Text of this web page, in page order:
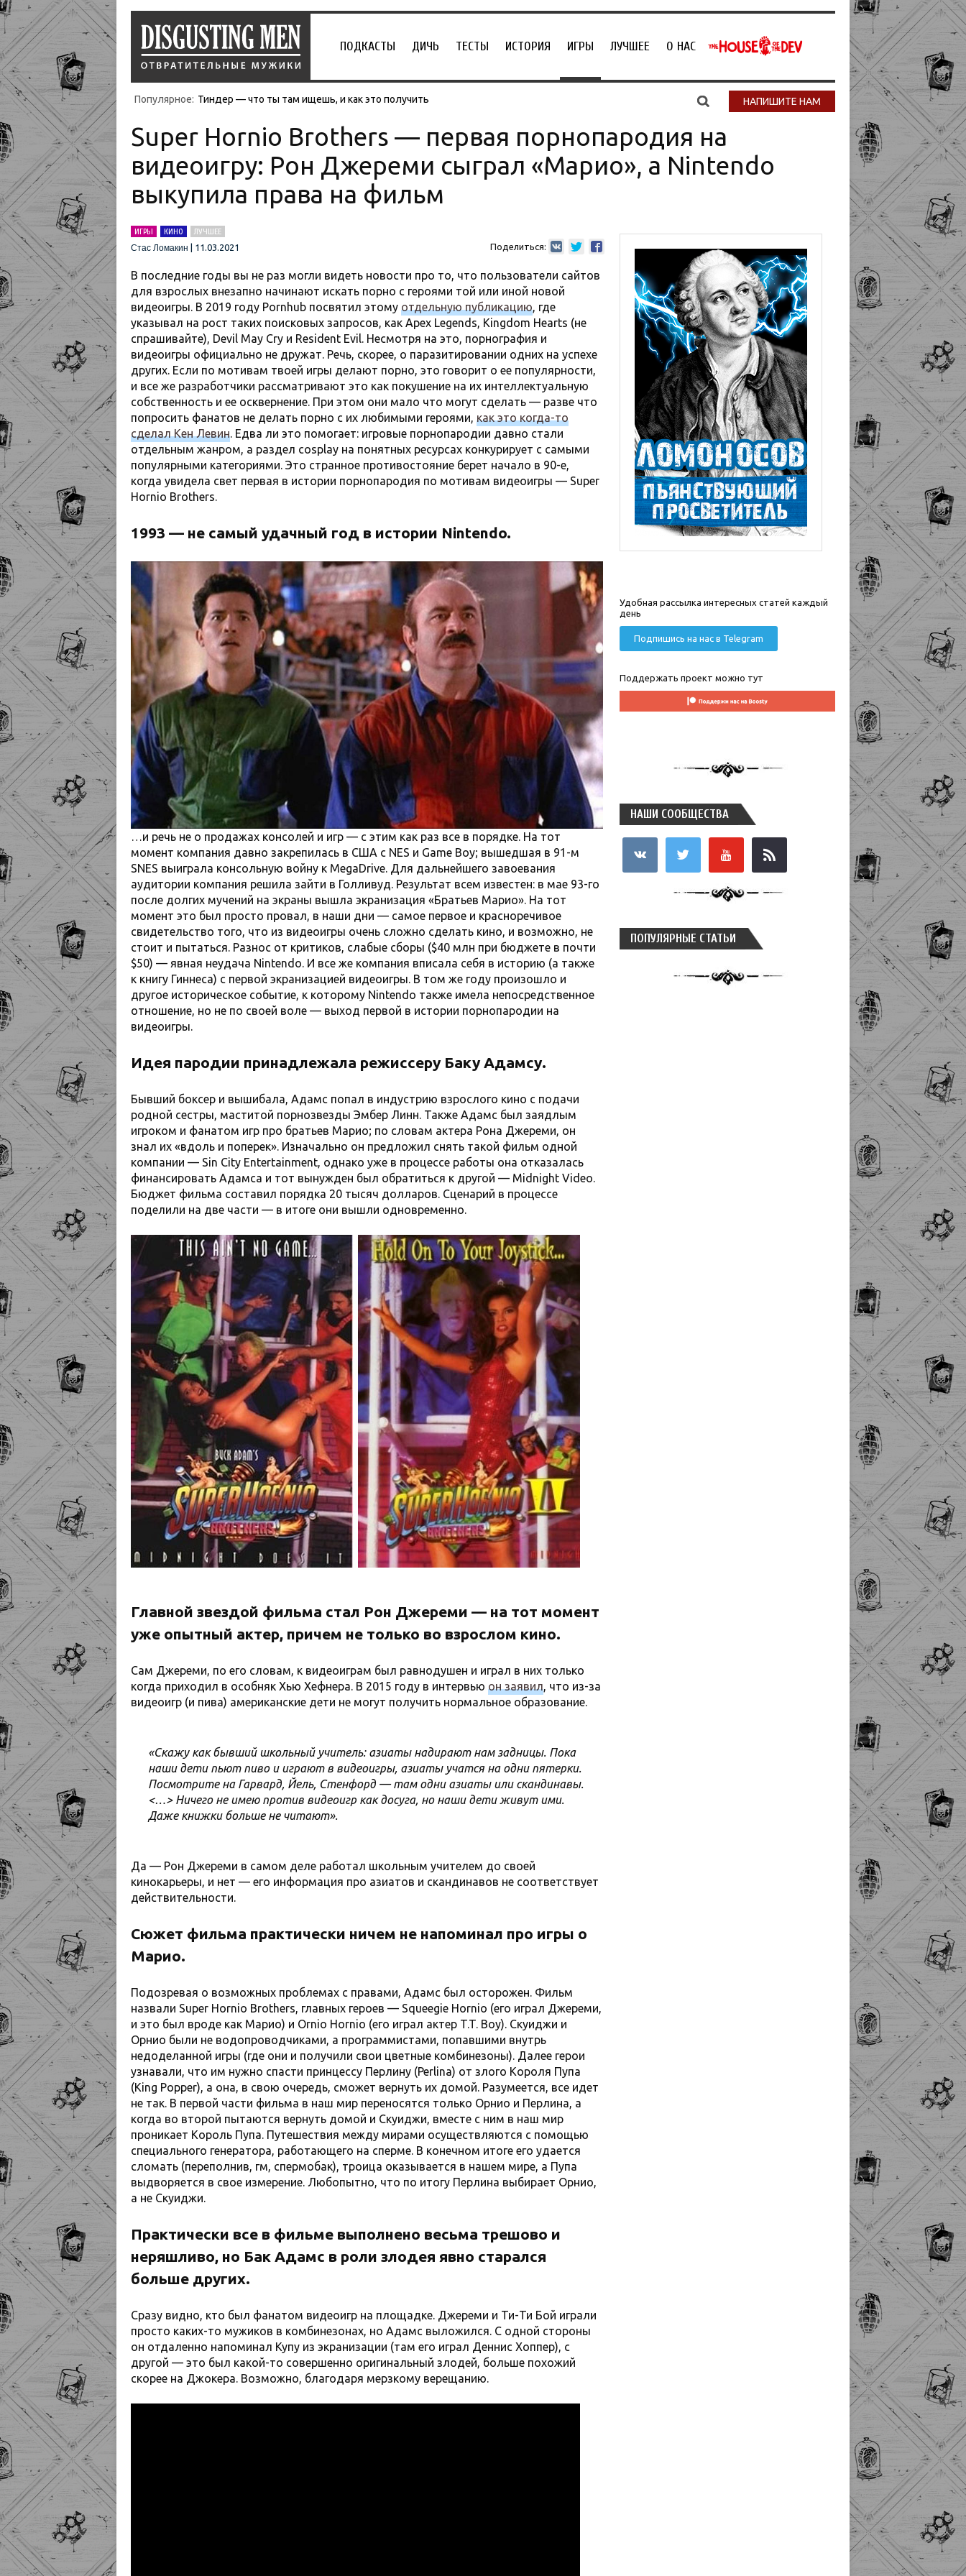
ПОДКАСТЫ ДИЧЬ ТЕСТЫ ИСТОРИЯ ИГРЫ ЛУЧШЕЕ О НАС
Популярное: Тиндер — что ты там ищешь, и как это получить НАПИШИТЕ НАМ
Super Hornio Brothers — первая порнопародия на
видеоигру: Рон Джереми сыграл «Марио», а Nintendo
выкупила права на фильм
ИГРЫ КИНО
ЛУЧШЕЕ
Стас Ломакин
11.03.2021 Поделиться:
В последние годы вы не раз могли видеть новости про то, что пользователи сайтов
для взрослых внезапно начинают искать порно с героями той или иной новой
видеоигры. В 2019 году Pornhub посвятил этому отдельную публикацию, где
указывал на рост таких поисковых запросов, как Apex Legends, Kingdom Hearts (не
спрашивайте), Devil May Cry и Resident Evil. Несмотря на это, порнография и
видеоигры официально не дружат. Речь, скорее, о паразитировании одних на успехе
других. Если по мотивам твоей игры делают порно, это говорит о ее популярности,
и все же разработчики рассматривают это как покушение на их интеллектуальную
собственность и ее осквернение. При этом они мало что могут сделать — разве что
попросить фанатов не делать порно с их любимыми героями, как это когда-то
сделал Кен Левин. Едва ли это помогает: игровые порнопародии давно стали
отдельным жанром, а раздел cosplay на понятных ресурсах конкурирует с самыми
популярными категориями. Это странное противостояние берет начало в 90-е,
когда увидела свет первая в истории порнопародия по мотивам видеоигры — Super
Hornio Brothers.
1993 — не самый удачный год в истории Nintendo.
…и речь не о продажах консолей и игр — с этим как раз все в порядке. На тот
момент компания давно закрепилась в США с NES и Game Boy; вышедшая в 91-м
SNES выиграла консольную войну к MegaDrive. Для дальнейшего завоевания
аудитории компания решила зайти в Голливуд. Результат всем известен: в мае 93-го
после долгих мучений на экраны вышла экранизация «Братьев Марио». На тот
момент это был просто провал, в наши дни — самое первое и красноречивое
свидетельство того, что из видеоигры очень сложно сделать кино, и возможно, не
стоит и пытаться. Разнос от критиков, слабые сборы ($40 млн при бюджете в почти
$50) — явная неудача Nintendo. И все же компания вписала себя в историю (а также
к книгу Гиннеса) с первой экранизацией видеоигры. В том же году произошло и
другое историческое событие, к которому Nintendo также имела непосредственное
отношение, но не по своей воле — выход первой в истории порнопародии на
видеоигры.
Идея пародии принадлежала режиссеру Баку Адамсу.
Бывший боксер и вышибала, Адамс попал в индустрию взрослого кино с подачи
родной сестры, маститой порнозвезды Эмбер Линн. Также Адамс был заядлым
игроком и фанатом игр про братьев Марио; по словам актера Рона Джереми, он
знал их «вдоль и поперек». Изначально он предложил снять такой фильм одной
компании — Sin City Entertainment, однако уже в процессе работы она отказалась
финансировать Адамса и тот вынужден был обратиться к другой — Midnight Video.
Бюджет фильма составил порядка 20 тысяч долларов. Сценарий в процессе
поделили на две части — в итоге они вышли одновременно.
Главной звездой фильма стал Рон Джереми — на тот момент
уже опытный актер, причем не только во взрослом кино.
Сам Джереми, по его словам, к видеоиграм был равнодушен и играл в них только
когда приходил в особняк Хью Хефнера. В 2015 году в интервью он заявил, что из-за
видеоигр (и пива) американские дети не могут получить нормальное образование.
«Скажу как бывший школьный учитель: азиаты надирают нам задницы. Пока
наши дети пьют пиво и играют в видеоигры, азиаты учатся на одни пятерки.
Посмотрите на Гарвард, Йель, Стенфорд — там одни азиаты или скандинавы.
<…> Ничего не имею против видеоигр как досуга, но наши дети живут ими.
Даже книжки больше не читают».
Да — Рон Джереми в самом деле работал школьным учителем до своей
кинокарьеры, и нет — его информация про азиатов и скандинавов не соответствует
действительности.
Сюжет фильма практически ничем не напоминал про игры о
Марио.
Подозревая о возможных проблемах с правами, Адамс был осторожен. Фильм
назвали Super Hornio Brothers, главных героев — Squeegie Hornio (его играл Джереми,
и это был вроде как Марио) и Ornio Hornio (его играл актер T.T. Boy). Скуиджи и
Орнио были не водопроводчиками, а программистами, попавшими внутрь
недоделанной игры (где они и получили свои цветные комбинезоны). Далее герои
узнавали, что им нужно спасти принцессу Перлину (Perlina) от злого Короля Пупа
(King Popper), а она, в свою очередь, сможет вернуть их домой. Разумеется, все идет
не так. В первой части фильма в наш мир переносятся только Орнио и Перлина, а
когда во второй пытаются вернуть домой и Скуиджи, вместе с ним в наш мир
проникает Король Пупа. Путешествия между мирами осуществляются с помощью
специального генератора, работающего на сперме. В конечном итоге его удается
сломать (переполнив, гм, спермобак), троица оказывается в нашем мире, а Пупа
выдворяется в свое измерение. Любопытно, что по итогу Перлина выбирает Орнио,
а не Скуиджи.
Практически все в фильме выполнено весьма трешово и
неряшливо, но Бак Адамс в роли злодея явно старался
больше других.
Сразу видно, кто был фанатом видеоигр на площадке. Джереми и Ти-Ти Бой играли
просто каких-то мужиков в комбинезонах, но Адамс выложился. С одной стороны
он отдаленно напоминал Купу из экранизации (там его играл Деннис Хоппер), с
другой — это был какой-то совершенно оригинальный злодей, больше похожий
скорее на Джокера. Возможно, благодаря мерзкому верещанию.
Удобная рассылка интересных статей каждый
день
Подпишись на нас в Telegram
Поддержать проект можно тут
НАШИ СООБЩЕСТВА
ПОПУЛЯРНЫЕ СТАТЬИ